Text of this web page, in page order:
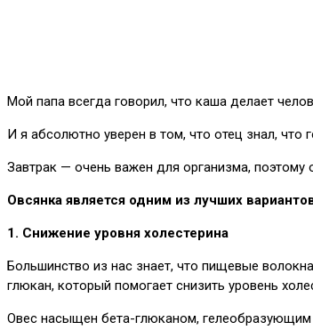
Мой папа всегда говорил, что каша делает
И я абсолютно уверен в том, что отец знал, что
Завтрак — очень важен для организма,
Овсянка является одним из лучших
1. Снижение уровня холестерина
Большинство из нас знает, что пищевые
глюкан, который помогает снизить уровень
Овес насыщен бета-глюканом,